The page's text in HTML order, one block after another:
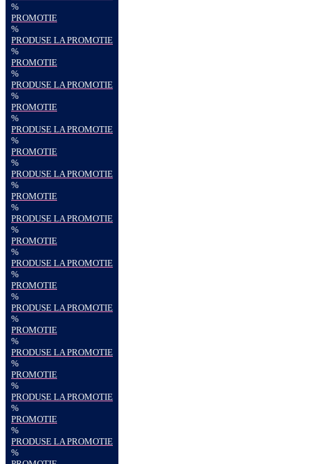
%
PROMOTIE
%
PRODUSE LA PROMOTIE
%
PROMOTIE
%
PRODUSE LA PROMOTIE
%
PROMOTIE
%
PRODUSE LA PROMOTIE
%
PROMOTIE
%
PRODUSE LA PROMOTIE
%
PROMOTIE
%
PRODUSE LA PROMOTIE
%
PROMOTIE
%
PRODUSE LA PROMOTIE
%
PROMOTIE
%
PRODUSE LA PROMOTIE
%
PROMOTIE
%
PRODUSE LA PROMOTIE
%
PROMOTIE
%
PRODUSE LA PROMOTIE
%
PROMOTIE
%
PRODUSE LA PROMOTIE
%